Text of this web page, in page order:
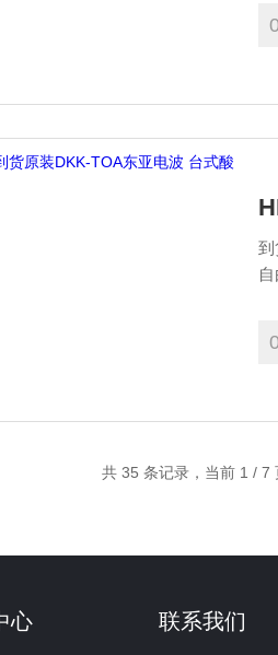
到
共 35 条记录，当前 1 /
心 联系我们